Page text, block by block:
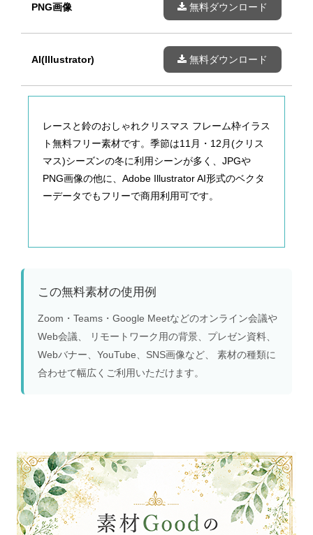
PNG画像 無料ダウンロード
AI(Illustrator) 無料ダウンロード
レースと鈴のおしゃれクリスマス フレーム枠イラス
ト無料フリー素材です。季節は11月・12月(クリス
マス)シーズンの冬に利用シーンが多く、JPGや
PNG画像の他に、Adobe Illustrator AI形式のベクタ
ーデータでもフリーで商用利用可です。
この無料素材の使用例
Zoom・Teams・Google Meetなどのオンライン会議や
Web会議、 リモートワーク用の背景、プレゼン資料、
Webバナー、YouTube、SNS画像など、 素材の種類に
合わせて幅広くご利用いただけます。